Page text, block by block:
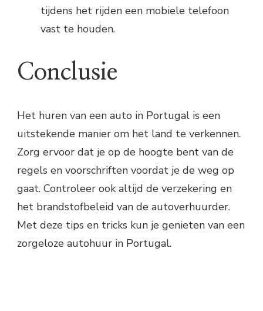
tijdens het rijden een mobiele telefoon
vast te houden.
Conclusie
Het huren van een auto in Portugal is een
uitstekende manier om het land te verkennen.
Zorg ervoor dat je op de hoogte bent van de
regels en voorschriften voordat je de weg op
gaat. Controleer ook altijd de verzekering en
het brandstofbeleid van de autoverhuurder.
Met deze tips en tricks kun je genieten van een
zorgeloze autohuur in Portugal.